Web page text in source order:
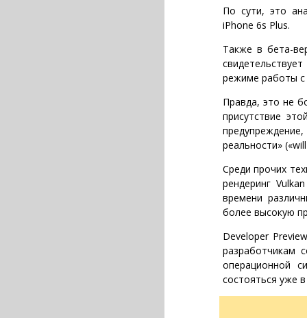
По сути, это
iPhone 6s Plus.
Также в бета-
режиме работы с
Правда, это не
присутствие
реальности»
Среди прочих
рендеринг
времени
более высокую
Developer
разработчикам
операционной
состояться уже